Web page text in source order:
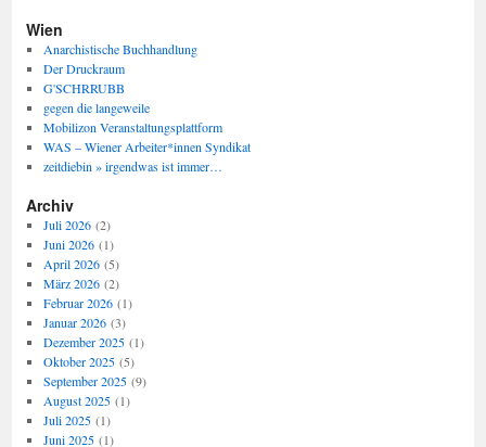
Wien
Anarchistische Buchhandlung
Der Druckraum
G'SCHRRUBB
gegen die langeweile
Mobilizon Veranstaltungsplattform
WAS – Wiener Arbeiter*innen Syndikat
zeitdiebin » irgendwas ist immer…
Archiv
Juli 2026(2)
Juni 2026(1)
April 2026(5)
März 2026(2)
Februar 2026(1)
Januar 2026(3)
Dezember 2025(1)
Oktober 2025(5)
September 2025(9)
August 2025(1)
Juli 2025(1)
Juni 2025(1)